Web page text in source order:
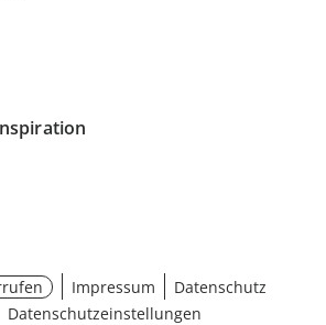
Impressum
Datenschutz
Datenschutzeinstellungen